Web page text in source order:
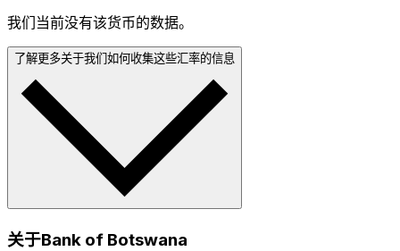
我们当前没有该货币的数据。
了解更多关于我们如何收集这些汇率的信息
关于Bank of Botswana